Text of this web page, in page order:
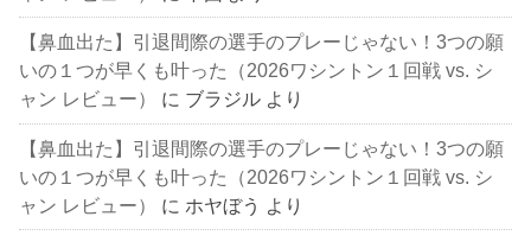
【鼻血出た】引退間際の選手のプレーじゃない！3つの願
いの１つが早くも叶った（2026ワシントン１回戦 vs. シ
ャン レビュー）
に ブラジル より
【鼻血出た】引退間際の選手のプレーじゃない！3つの願
いの１つが早くも叶った（2026ワシントン１回戦 vs. シ
ャン レビュー）
に ホヤぼう より